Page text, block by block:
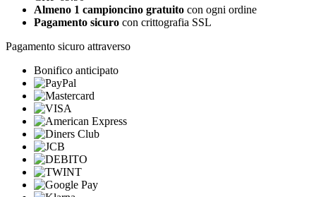
Almeno 1 campioncino gratuito con ogni ordine
Pagamento sicuro con crittografia SSL
Pagamento sicuro attraverso
Bonifico anticipato